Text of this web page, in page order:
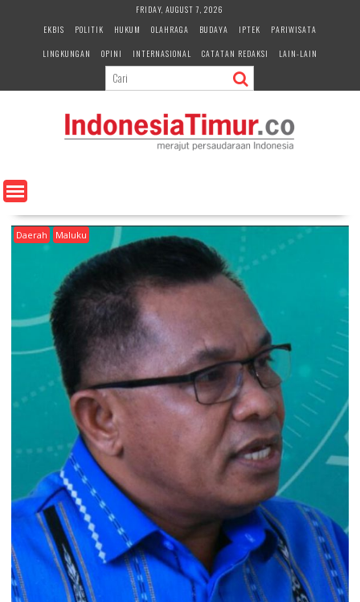
e
n
FRIDAY, AUGUST 7, 2026
EKBIS
POLITIK HUKUM OLAHRAGA BUDAYA IPTEK
PARIWISATA
LINGKUNGAN
OPINI INTERNASIONAL CATATAN REDAKSI LAIN-LAIN
Daerah Maluku